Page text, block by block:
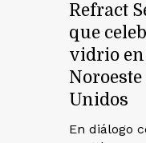
Refract
que
vidrio en
Noroeste
Unidos
En diálogo